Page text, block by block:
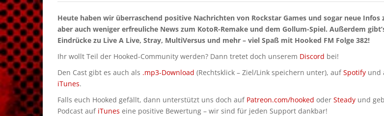
Heute haben wir überraschend positive Nachrichten von Rockstar Games und sogar neue Infos
aber auch weniger erfreuliche News zum KotoR-Remake und dem Gollum-Spiel. Außerdem
Eindrücke zu Live A Live, Stray, MultiVersus und mehr – viel Spaß mit Hooked FM Folge 382!
Ihr wollt Teil der Hooked-Community werden? Dann tretet doch unserem Discord bei!
Den Cast gibt es auch als .mp3-Download (Rechtsklick – Ziel/Link speichern unter), aufSpotify und
iTunes.
Falls euch Hooked gefällt, dann unterstützt uns doch auf Patreon.com/hooked oder Steady und
Podcast auf iTunes eine positive Bewertung – wir sind für jeden Support dankbar!